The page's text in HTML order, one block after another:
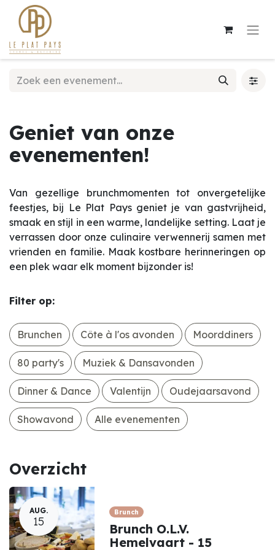
Geniet van onze
evenementen!
Van gezellige brunchmomenten tot onvergetelijke
feestjes, bij Le Plat Pays geniet je van gastvrijheid,
smaak en stijl in een warme, landelijke setting. Laat je
verrassen door onze culinaire verwennerij samen met
vrienden en familie. Maak kostbare herinneringen op
een plek waar elk moment bijzonder is!
Filter op:
Brunchen Côte à l'os avonden Moorddiners
80 party's Muziek & Dansavonden
Dinner & Dance Valentijn Oudejaarsavond
Showavond Alle evenementen
Overzicht
AUG.
15
Brunch
Brunch O.L.V.
Hemelvaart - 15